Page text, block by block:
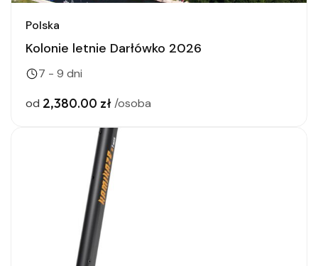
Polska
Kolonie letnie Darłówko 2026
7 - 9 dni
od 2,380.00 zł /osoba